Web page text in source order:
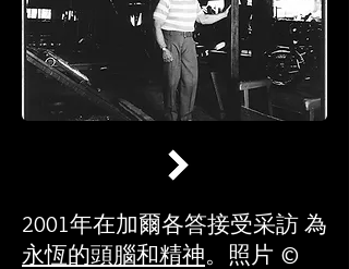
2001年在加爾各答接受采訪 為
永恆的頭腦和精神。照片 ©